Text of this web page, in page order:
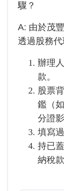
驟？
A: 由於茂
透過股務代
辦理
款。
股票
鑑（
分證
填寫
持已
納稅